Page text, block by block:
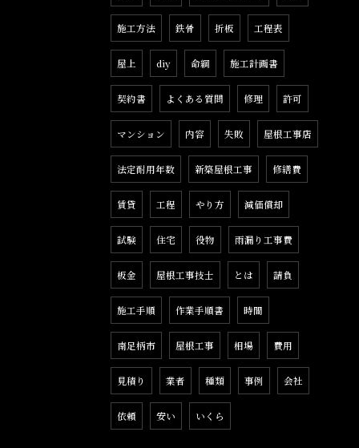
施工方法 鉄骨 折板 工程表
屋上 diy 命綱 施工計画書
契約書 よくある質問 修理 許可
マンション 内容 失敗 屋根工事店
法定耐用年数 新築屋根工事 修繕費
賃貸 工程 やり方 減価償却
試験 住宅 役物 雨漏り工事費
板金 屋根工事技士 とは 請負
施工手順 作業手順書 時間
南足柄市 屋根工事 相場 費用
見積り 業者 種類 事例 会社
依頼 安い いくら